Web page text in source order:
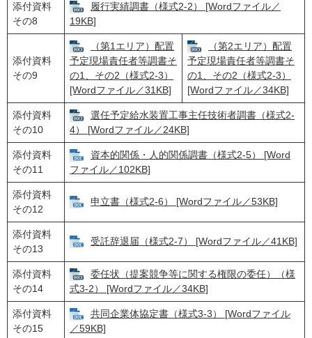
添付資料
その8
履行実績調書（様式2-2） [Wordファイル／
19KB]
添付資料
その9
（第1エリア）配置
予定現場責任者等調書そ
の1、その2（様式2-3）
[Wordファイル／31KB]
（第2エリア）配置
予定現場責任者等調書そ
の1、その2（様式2-3）
[Wordファイル／34KB]
添付資料
その10
選任予定給水装置工事主任技術者調書（様式2-
4） [Wordファイル／24KB]
添付資料
その11
資本的関係・人的関係調書（様式2-5） [Word
ファイル／102KB]
添付資料
その12
申立書（様式2-6） [Wordファイル／53KB]
添付資料
その13
受託辞退届（様式2-7） [Wordファイル／41KB]
添付資料
その14
委任状（提案競争等に関する権限の委任）（様
式3-2） [Wordファイル／34KB]
添付資料
その15
共同企業体協定書（様式3-3） [Wordファイル
／59KB]